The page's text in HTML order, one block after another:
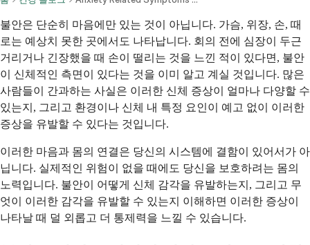
불안은 단순히 마음에만 있는 것이 아닙니다. 가슴, 위장, 손, 때
로는 예상치 못한 곳에서도 나타납니다. 회의 전에 심장이 두근
거리거나 긴장했을 때 손이 떨리는 것을 느낀 적이 있다면, 불안
이 신체적인 측면이 있다는 것을 이미 알고 계실 것입니다. 많은
사람들이 간과하는 사실은 이러한 신체 증상이 얼마나 다양할 수
있는지, 그리고 환경이나 신체 내 특정 요인이 예고 없이 이러한
증상을 유발할 수 있다는 것입니다.
이러한 마음과 몸의 연결은 당신의 시스템에 결함이 있어서가 아
닙니다. 실제적인 위험이 없을 때에도 당신을 보호하려는 몸의
노력입니다. 불안이 어떻게 신체 감각을 유발하는지, 그리고 무
엇이 이러한 감각을 유발할 수 있는지 이해하면 이러한 증상이
나타날 때 덜 외롭고 더 통제력을 느낄 수 있습니다.